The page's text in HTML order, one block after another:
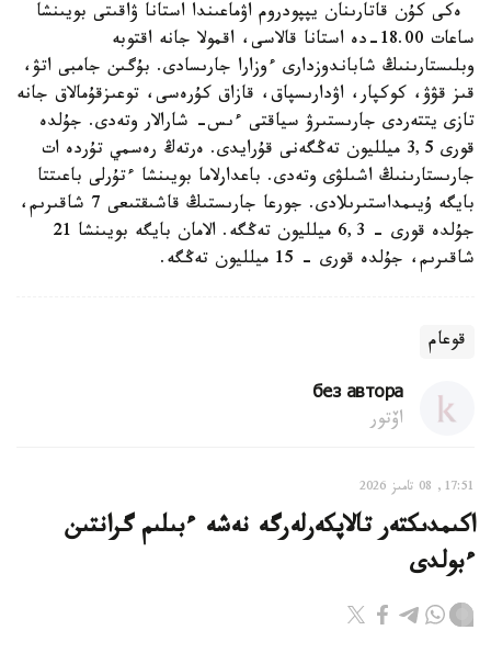
ەكى كۇن قاتارىنان يپپودروم اۋماعىندا استانا ۋاقىتى بويىنشا
ساعات 18.00-دە استانا قالاسى، اقمولا جانە اقتوبە
وبلىستارىنىڭ شاباندوزدارى ءوزارا جارىسادى. بۇگىن جامبى اتۋ،
قىز قۋۋ، كوكپار، اۋدارىسپاق، قازاق كۇرەسى، توعىزقۇمالاق جانە
تازى يتتەردى جارىستىرۋ سياقتى ءىس- شارالار وتەدى. جۇلدە
قورى 3,5 ميلليون تەڭگەنى قۇرايدى. ەرتەڭ رەسمي تۇردە ات
جارىستارىنىڭ اشىلۋى وتەدى. باعدارلاما بويىنشا ءتۇرلى باعىتتا
بايگە ۇيىمداستىرىلادى. جورعا جارىستىڭ قاشىقتىعى 7 شاقىرىم،
جۇلدە قورى - 6,3 ميلليون تەڭگە. الامان بايگە بويىنشا 21
شاقىرىم، جۇلدە قورى - 15 ميلليون تەڭگە.
قوعام
без автора
اۆتور
17:51, 08 تامىز 2026
اكىمدىكتەر تالاپكەرلەرگە نەشە ءبىلىم گرانتىن
ءبولدى